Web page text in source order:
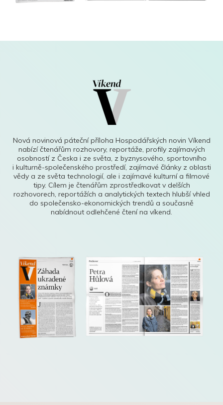
Nová novinová páteční příloha Hospodářských novin Víkend
nabízí čtenářům rozhovory, reportáže, profily zajímavých
osobností z Česka i ze světa, z byznysového, sportovního
i kulturně-společenského prostředí, zajímavé články z oblasti
vědy a ze světa technologií, ale i zajímavé kulturní a filmové
tipy. Cílem je čtenářům zprostředkovat v delších
rozhovorech, reportážích a analytických textech hlubší vhled
do společensko-ekonomických trendů a současně
nabídnout odlehčené čtení na víkend.